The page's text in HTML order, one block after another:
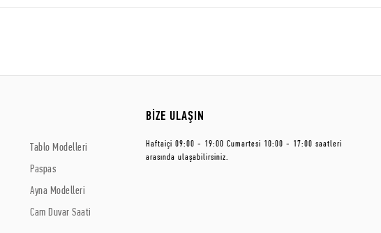
Tablo Modelleri
Paspas
Ayna Modelleri
Cam Duvar Saati
BİZE ULAŞIN
Haftaiçi 09:00 - 19:00 Cumartesi 10:00 - 17:00 saatleri
arasında ulaşabilirsiniz.